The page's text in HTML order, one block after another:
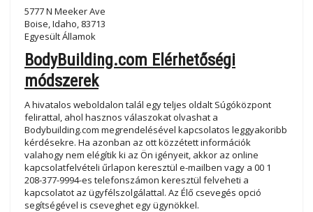
5777 N Meeker Ave
Boise, Idaho, 83713
Egyesült Államok
BodyBuilding.com Elérhetőségi
módszerek
A hivatalos weboldalon talál egy teljes oldalt Súgóközpont
felirattal, ahol hasznos válaszokat olvashat a
Bodybuilding.com megrendelésével kapcsolatos leggyakoribb
kérdésekre. Ha azonban az ott közzétett információk
valahogy nem elégítik ki az Ön igényeit, akkor az online
kapcsolatfelvételi űrlapon keresztül e-mailben vagy a 00 1
208-377-9994-es telefonszámon keresztül felveheti a
kapcsolatot az ügyfélszolgálattal. Az Élő csevegés opció
segítségével is cseveghet egy ügynökkel.